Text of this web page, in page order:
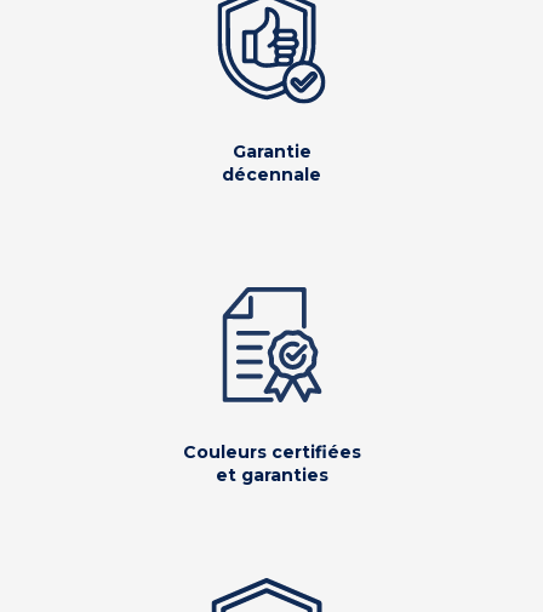
Garantie
décennale
Couleurs certifiées
et garanties